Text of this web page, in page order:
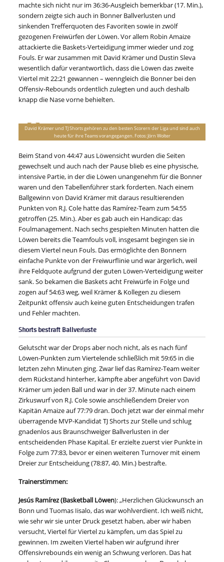
machte sich nicht nur im 36:36-Ausgleich bemerkbar (17. Min.),
sondern zeigte sich auch in Bonner Ballverlusten und
sinkenden Trefferquoten des Favoriten sowie in zwölf
gezogenen Freiwürfen der Löwen. Vor allem Robin Amaize
attackierte die Baskets-Verteidigung immer wieder und zog
Fouls. Er war zusammen mit David Krämer und Dustin Sleva
wesentlich dafür verantwortlich, dass die Löwen das zweite
Viertel mit 22:21 gewannen – wenngleich die Bonner bei den
Offensiv-Rebounds ordentlich zulegten und auch deshalb
knapp die Nase vorne behielten.
David Krämer und TJ Shorts gehören zu den besten Scorern der Liga und sind auch
heute für ihre Teams vorangegangen. Fotos: Jörn Wolter
Beim Stand von 44:47 aus Löwensicht wurden die Seiten
gewechselt und auch nach der Pause blieb es eine physische,
intensive Partie, in der die Löwen unangenehm für die Bonner
waren und den Tabellenführer stark forderten. Nach einem
Ballgewinn von David Krämer mit daraus resultierenden
Punkten von R.J. Cole hatte das Ramírez-Team zum 54:55
getroffen (25. Min.). Aber es gab auch ein Handicap: das
Foulmanagement. Nach sechs gespielten Minuten hatten die
Löwen bereits die Teamfouls voll, insgesamt begingen sie in
diesem Viertel neun Fouls. Das ermöglichte den Bonnern
einfache Punkte von der Freiwurflinie und war ärgerlich, weil
ihre Feldquote aufgrund der guten Löwen-Verteidigung weiter
sank. So bekamen die Baskets acht Freiwürfe in Folge und
zogen auf 54:63 weg, weil Krämer & Kollegen zu diesem
Zeitpunkt offensiv auch keine guten Entscheidungen trafen
und Fehler machten.
Shorts bestraft Ballverluste
Gelutscht war der Drops aber noch nicht, als es nach fünf
Löwen-Punkten zum Viertelende schließlich mit 59:65 in die
letzten zehn Minuten ging. Zwar lief das Ramírez-Team weiter
dem Rückstand hinterher, kämpfte aber angeführt von David
Krämer um jeden Ball und war in der 37. Minute nach einem
Zirkuswurf von R.J. Cole sowie anschließendem Dreier von
Kapitän Amaize auf 77:79 dran. Doch jetzt war der einmal mehr
überragende MVP-Kandidat TJ Shorts zur Stelle und schlug
gnadenlos aus Braunschweiger Ballverlusten in der
entscheidenden Phase Kapital. Er erzielte zuerst vier Punkte in
Folge zum 77:83, bevor er einen weiteren Turnover mit einem
Dreier zur Entscheidung (78:87, 40. Min.) bestrafte.
Trainerstimmen:
Jesús Ramírez (Basketball Löwen): „Herzlichen Glückwunsch an
Bonn und Tuomas Iisalo, das war wohlverdient. Ich weiß nicht,
wie sehr wir sie unter Druck gesetzt haben, aber wir haben
versucht, Viertel für Viertel zu kämpfen, um das Spiel zu
gewinnen. Im zweiten Viertel haben wir aufgrund ihrer
Offensivrebounds ein wenig an Schwung verloren. Das hat